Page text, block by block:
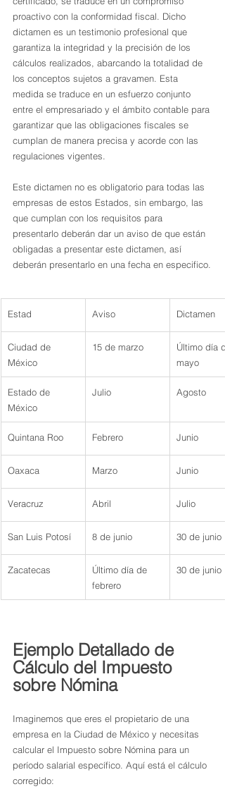
proactivo con la conformidad fiscal. Dicho
dictamen es un testimonio profesional que
garantiza la integridad y la precisión de los
cálculos realizados, abarcando la totalidad de
los conceptos sujetos a gravamen. Esta
medida se traduce en un esfuerzo conjunto
entre el empresariado y el ámbito contable para
garantizar que las obligaciones fiscales se
cumplan de manera precisa y acorde con las
regulaciones vigentes.
Este dictamen no es obligatorio para todas las
empresas de estos Estados, sin embargo, las
que cumplan con los requisitos para
presentarlo deberán dar un aviso de que están
obligadas a presentar este dictamen, así
deberán presentarlo en una fecha en especifico.
Estad Aviso Dictamen
Ciudad de
México
15 de marzo
Último día
mayo
Estado de
México
Julio Agosto
Quintana Roo Febrero Junio
Oaxaca Marzo Junio
Veracruz Abril Julio
San Luis Potosí 8 de junio 30 de junio
Zacatecas
Último día de
febrero
30 de junio
Ejemplo Detallado de
Cálculo del Impuesto
sobre Nómina
Imaginemos que eres el propietario de una
empresa en la Ciudad de México y necesitas
calcular el Impuesto sobre Nómina para un
período salarial específico. Aquí está el cálculo
corregido: